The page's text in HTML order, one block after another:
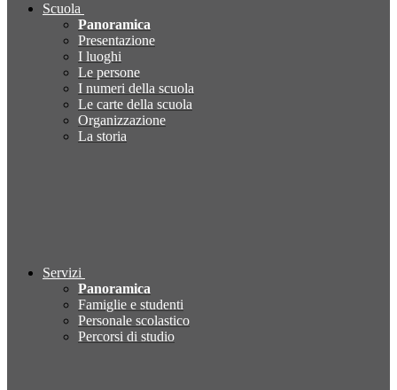
Scuola
Panoramica
Presentazione
I luoghi
Le persone
I numeri della scuola
Le carte della scuola
Organizzazione
La storia
Servizi
Panoramica
Famiglie e studenti
Personale scolastico
Percorsi di studio